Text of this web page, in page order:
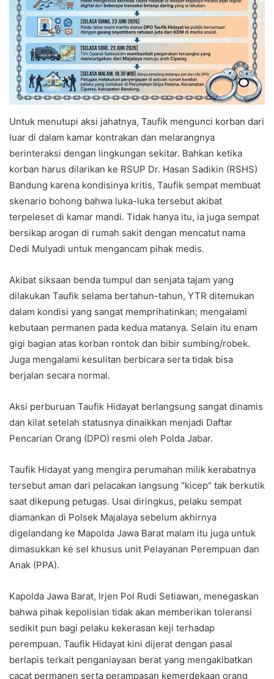
Untuk menutupi aksi jahatnya, Taufik mengunci korban dari
luar di dalam kamar kontrakan dan melarangnya
berinteraksi dengan lingkungan sekitar. Bahkan ketika
korban harus dilarikan ke RSUP Dr. Hasan Sadikin (RSHS)
Bandung karena kondisinya kritis, Taufik sempat membuat
skenario bohong bahwa luka-luka tersebut akibat
terpeleset di kamar mandi. Tidak hanya itu, ia juga sempat
bersikap arogan di rumah sakit dengan mencatut nama
Dedi Mulyadi untuk mengancam pihak medis.
Akibat siksaan benda tumpul dan senjata tajam yang
dilakukan Taufik selama bertahun-tahun, YTR ditemukan
dalam kondisi yang sangat memprihatinkan; mengalami
kebutaan permanen pada kedua matanya. Selain itu enam
gigi bagian atas korban rontok dan bibir sumbing/robek.
Juga mengalami kesulitan berbicara serta tidak bisa
berjalan secara normal.
Aksi perburuan Taufik Hidayat berlangsung sangat dinamis
dan kilat setelah statusnya dinaikkan menjadi Daftar
Pencarian Orang (DPO) resmi oleh Polda Jabar.
Taufik Hidayat yang mengira perumahan milik kerabatnya
tersebut aman dari pelacakan langsung “kicep” tak berkutik
saat dikepung petugas. Usai diringkus, pelaku sempat
diamankan di Polsek Majalaya sebelum akhirnya
digelandang ke Mapolda Jawa Barat malam itu juga untuk
dimasukkan ke sel khusus unit Pelayanan Perempuan dan
Anak (PPA).
Kapolda Jawa Barat, Irjen Pol Rudi Setiawan, menegaskan
bahwa pihak kepolisian tidak akan memberikan toleransi
sedikit pun bagi pelaku kekerasan keji terhadap
perempuan. Taufik Hidayat kini dijerat dengan pasal
berlapis terkait penganiayaan berat yang mengakibatkan
cacat permanen serta perampasan kemerdekaan orang